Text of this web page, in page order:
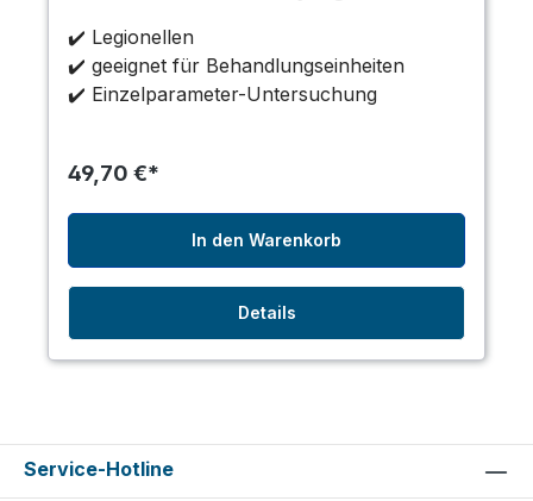
✔️ Legionellen
✔️ geeignet für Behandlungseinheiten
✔️ Einzelparameter-Untersuchung
49,70 €*
In den Warenkorb
Details
Service-Hotline